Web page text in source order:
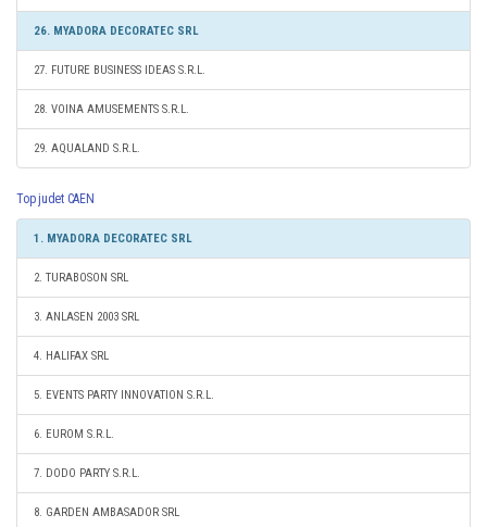
26. MYADORA DECORATEC SRL
27. FUTURE BUSINESS IDEAS S.R.L.
28. VOINA AMUSEMENTS S.R.L.
29. AQUALAND S.R.L.
Top judet CAEN
1. MYADORA DECORATEC SRL
2. TURABOSON SRL
3. ANLASEN 2003 SRL
4. HALIFAX SRL
5. EVENTS PARTY INNOVATION S.R.L.
6. EUROM S.R.L.
7. DODO PARTY S.R.L.
8. GARDEN AMBASADOR SRL